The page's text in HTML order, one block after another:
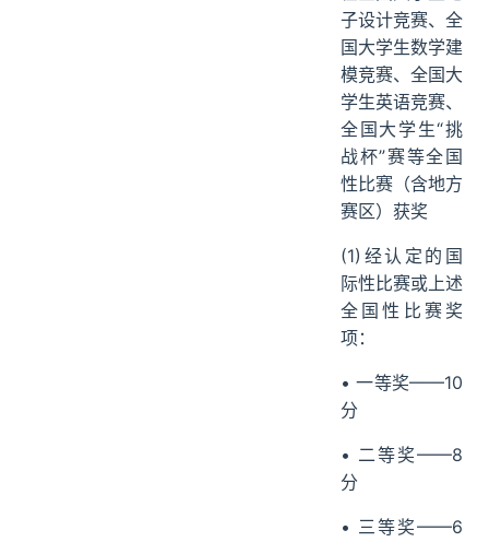
子设计竞赛、全
国大学生数学建
模竞赛、全国大
学生英语竞赛、
全国大学生“挑
战杯”赛等全国
性比赛（含地方
赛区）获奖
(1)经认定的国
际性比赛或上述
全国性比赛奖
项：
• 一等奖——10
分
• 二等奖——8
分
• 三等奖——6